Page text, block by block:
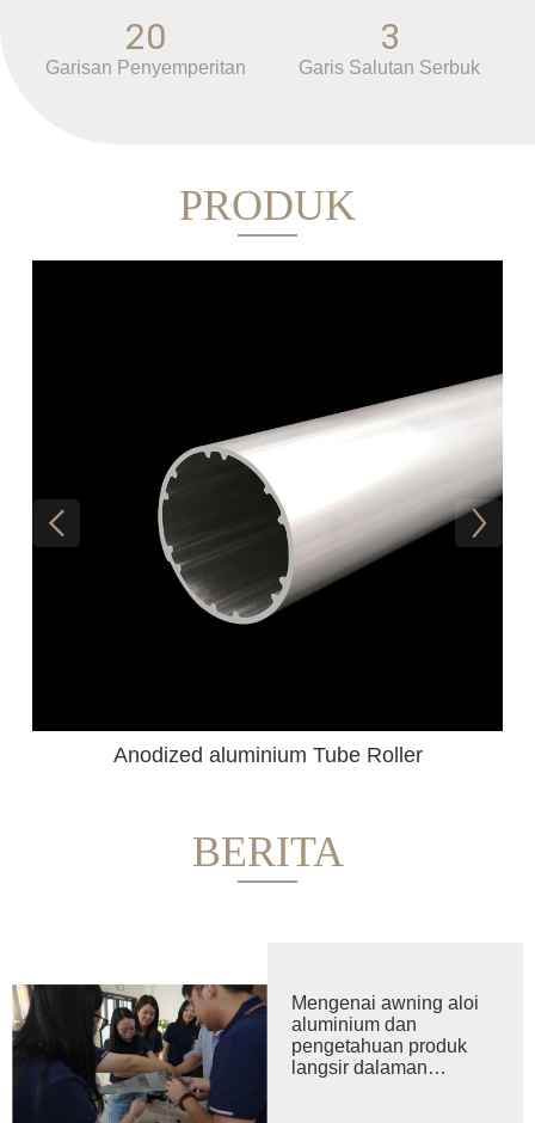
20
Garisan Penyemperitan
3
Garis Salutan Serbuk
PRODUK
Mentah aluminium Roller Blind Rail Bottom
BERITA
Mengenai awning aloi
aluminium dan
pengetahuan produk
langsir dalaman